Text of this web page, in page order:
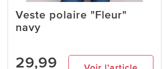
Veste polaire "Fleur"
navy
29,99